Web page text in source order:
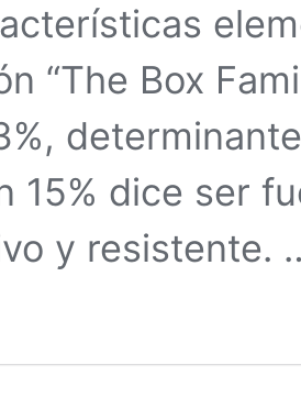
“The Box
15% dice ser
y resistente.